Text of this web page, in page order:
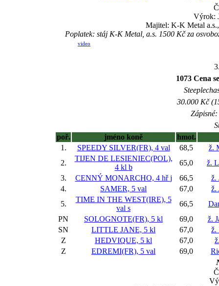
Výrok:
Majitel: K-K Metal
Poplatek: stáj K-K Metal, a.s. 1500 Kč za
video
1073 Cena
30.000 Kč
poř.
jméno koně
hmot.
1.
SPEEDY SILVER(FR), 4 val 68,5
ž.
2.
TIJEN DE LESIENIEC(POL),
4 kl b
65,0
ž.
3.
CENNÝ MONARCHO, 4 hřj 66,5
ž.
4.
SAMER, 5 val 67,0
ž.
5.
TIME IN THE WEST(IRE), 5
val s
66,5
PN
SOLOGNOTE(FR), 5 kl 69,0
ž.
SN
LITTLE JANE, 5 kl 67,0
ž.
Z
HEDVIQUE, 5 kl 67,0
Z
EDREMI(FR), 5 val 69,0